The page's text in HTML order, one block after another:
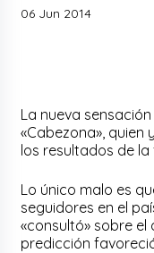
06 Jun 2014
La nueva
«Cabezona»,
los resultados de
Lo único malo es
seguidores en el
«consultó» sobre
predicción